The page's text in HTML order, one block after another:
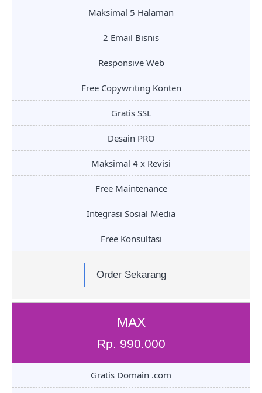
Maksimal 5 Halaman
2 Email Bisnis
Responsive Web
Free Copywriting Konten
Gratis SSL
Desain PRO
Maksimal 4 x Revisi
Free Maintenance
Integrasi Sosial Media
Free Konsultasi
Order Sekarang
MAX
Rp. 990.000
Gratis Domain .com